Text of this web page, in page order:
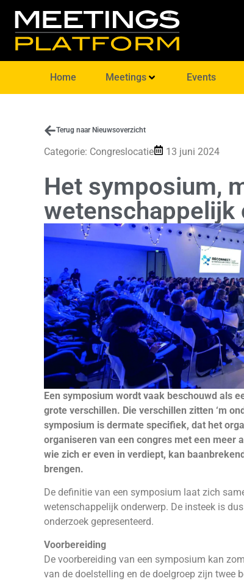
Home Meetings Events
Terug naar Nieuwsoverzicht
Categorie: Congreslocatie 13 juni 2024
Het symposium,
wetenschappelijk
Een symposium wordt vaak beschouwd als
grote verschillen. Die verschillen zitten ‘m
symposium is dermate specifiek, dat het
organiseren van een congres met een meer
wie zich er even in verdiept, kan
brengen.
De definitie van een symposium laat zich
wetenschappelijk onderwerp. De insteek is
onderzoek gepresenteerd.
Voorbereiding
De voorbereiding van een symposium kan
van de doelstelling en de doelgroep zijn twee